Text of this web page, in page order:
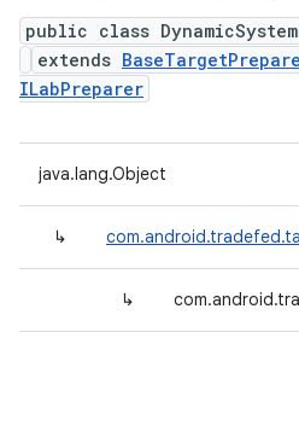
public class
extends
ILabPreparer
java.lang.Object
↳
↳